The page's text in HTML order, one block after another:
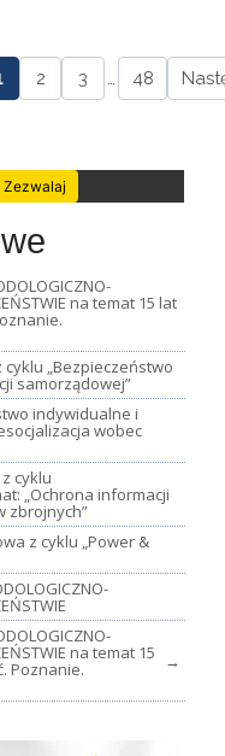
2 3 … 48
Zezwalaj
na temat 15 lat
„Bezpieczeństwo
samorządowej”
indywidualne i
wobec
cyklu
„Ochrona informacji
zbrojnych”
z cyklu „Power &
na temat 15
Poznanie. →